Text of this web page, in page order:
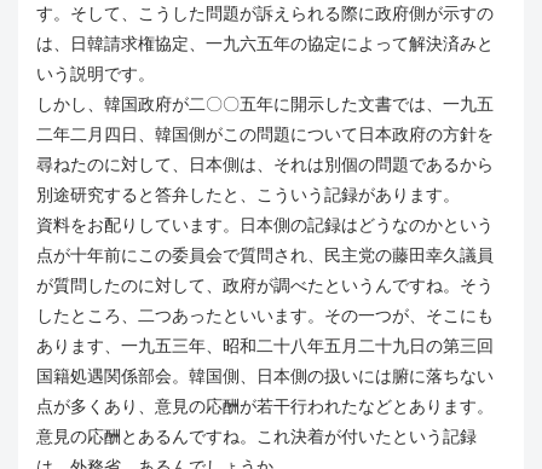
す。そして、こうした問題が訴えられる際に政府側が示すの
は、日韓請求権協定、一九六五年の協定によって解決済みと
いう説明です。
しかし、韓国政府が二〇〇五年に開示した文書では、一九五
二年二月四日、韓国側がこの問題について日本政府の方針を
尋ねたのに対して、日本側は、それは別個の問題であるから
別途研究すると答弁したと、こういう記録があります。
資料をお配りしています。日本側の記録はどうなのかという
点が十年前にこの委員会で質問され、民主党の藤田幸久議員
が質問したのに対して、政府が調べたというんですね。そう
したところ、二つあったといいます。その一つが、そこにも
あります、一九五三年、昭和二十八年五月二十九日の第三回
国籍処遇関係部会。韓国側、日本側の扱いには腑に落ちない
点が多くあり、意見の応酬が若干行われたなどとあります。
意見の応酬とあるんですね。これ決着が付いたという記録